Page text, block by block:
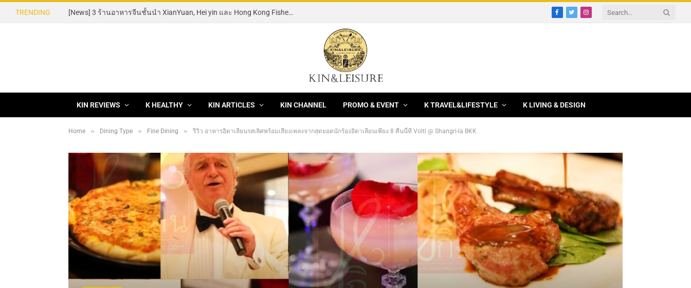
TRENDING [News] 3 ร้านอาหารจีนชั้นนำ XianYuan, Hei yin และ Hong Kong Fisherman ฉลองเทศกาลมงคลไหว้พระจันทร์ 2569 / 2026 ด้วยมูนเค้กพรีเมียม
Facebook
TwitterInstagram
KIN REVIEWS K HEALTHY KIN ARTICLES KIN CHANNEL PROMO & EVENT K TRAVEL&LIFESTYLE K LIVING & DESIGN
Home » Dining Type » Fine Dining » รีวิว อาหารอิตาเลียนรสเลิศพร้อมเสียงเพลงจากสุดยอดนักร้องอิตาเลียนเพียง 8 คืนนี้ที่ Volti @ Shangri-la BKK